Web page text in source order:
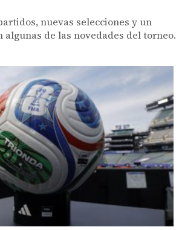
nuevas selecciones y un
de las novedades del torneo.